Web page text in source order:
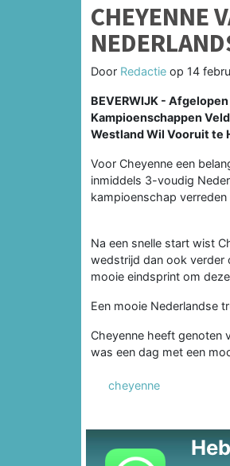
CHEYENNE
Door Redactie op 14
BEVERWIJK -
Kampioenschappen
Westland Wil Vooruit te
Voor Cheyenne een
inmiddels 3-voudig
kampioenschap
Na een snelle start wist
wedstrijd dan ook verder
mooie eindsprint om
Een mooie Nederlandse
Cheyenne heeft genoten
was een dag met een
cheyenne